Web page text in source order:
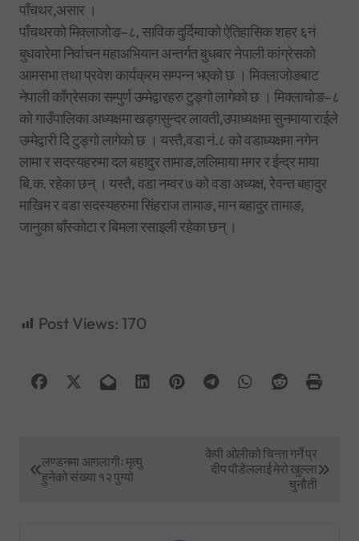
पाँचथर,असार ।
पाँचथरको मिक्लाजोङ–८, साविक दुर्दिम्वाको ऐतिहासिक शहर ६नं
बुधवारेमा निर्वाचन महाअभियान अन्तर्गत बुधबार नेपाली कांग्रेसको
आमसभा तथा प्रवेश कार्यक्रम सम्पन्न भएको छ । मिक्लाजोङबाट
नेपाली काँग्रेसका सम्पुर्ण उम्मेद्वारहरु टुङ्गो लागेको छ । मिक्लाचोङ–८
को गाउँपालिका अध्यक्षमा खड्गसुन्दर लावती,उपाध्यक्षमा सुनमाया राईले
उम्मेद्वारी दिे टुङ्गो लागेको छ । यस्तै,वडा नं.८ को वडाध्यक्षमा नगेन
लामा र सदस्यहरुमा दल बहादुर तामाङ,ललिमाया मगर र ईन्द्र माया
बि.क. रहेका छन् । यस्तै, वडा नम्वर ७ को वडा अध्यक्ष, रेवन्त बहादुर
माखिम र वडा सदस्यहरुमा सिंहराज तामाङ, मान बहादुर तामाङ,
जानुका बाँस्कोटा र बिमला रसाइली रहेका छन् ।
Post Views: 170
o
लण्डनमा आगलागीः मृत्यु
हुनेको संख्या १२ पुग्यो
केपी ओलीको चिन्ता गर्ने प्र
दीप पौडेललाई मेरो खुल्ला
चुनौती